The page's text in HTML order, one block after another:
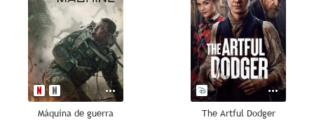
Máquina de guerra The Artful Dodger